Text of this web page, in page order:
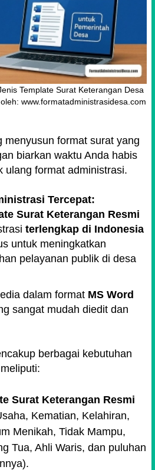
Template Surat Keterangan Desa
www.formatadministrasidesa.com
menyusun format surat yang
biarkan waktu Anda habis
ulang format administrasi.
Tercepat:
Surat Keterangan Resmi
terlengkap di Indonesia
untuk meningkatkan
pelayanan publik di desa
dalam format MS Word
sangat mudah diedit dan
berbagai kebutuhan
Surat Keterangan Resmi
Kematian, Kelahiran,
Menikah, Tidak Mampu,
Tua, Ahli Waris, dan puluhan